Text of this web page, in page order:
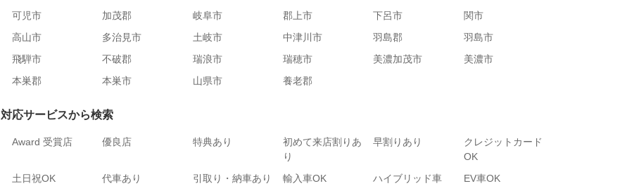
可児市
加茂郡 岐阜市 郡上市 下呂市
関市
高山市
多治見市 土岐市 中津川市 羽島郡
羽島市
飛騨市
不破郡 瑞浪市 瑞穂市 美濃加茂市
美濃市
本巣郡
本巣市 山県市 養老郡
対応サービスから検索
Award 受賞店 優良店 特典あり
初めて来店割りあ
り
早割りあり
クレジットカード
OK
土日祝OK
代車あり 引取り・納車あり 輸入車OK ハイブリッド車 EV車OK